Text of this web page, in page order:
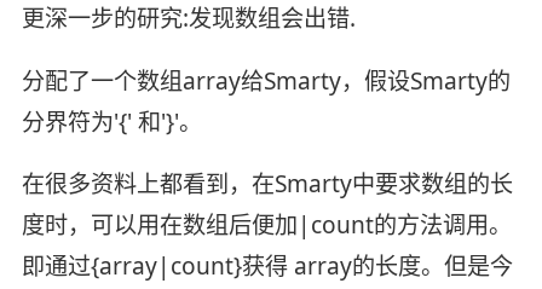
更深一步的研究:发现数组会出错.
分配了一个数组array给Smarty，假设Smarty的
分界符为'{' 和'}'。
在很多资料上都看到，在Smarty中要求数组的长
度时，可以用在数组后便加|count的方法调用。
即通过{array|count}获得 array的长度。但是今